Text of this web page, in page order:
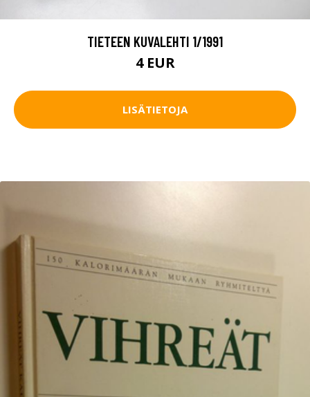
TIETEEN KUVALEHTI 1/1991
4 EUR
LISÄTIETOJA